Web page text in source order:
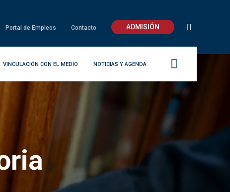
Portal de Empleos Contacto ADMISIÓN
VINCULACIÓN CON EL MEDIO NOTICIAS Y AGENDA